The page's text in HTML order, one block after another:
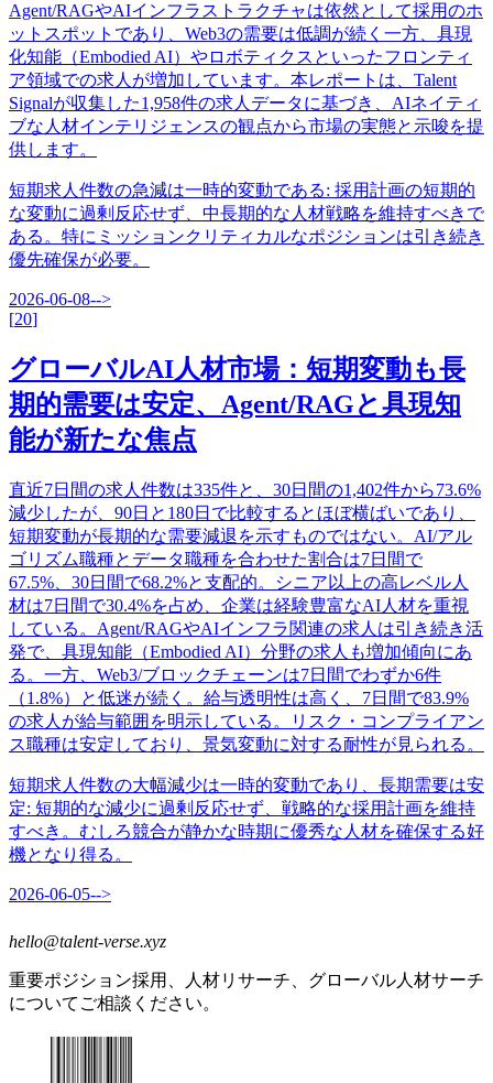
Agent/RAGやAIインフラストラクチャは依然として採用のホ
ットスポットであり、Web3の需要は低調が続く一方、具現
化知能（Embodied AI）やロボティクスといったフロンティ
ア領域での求人が増加しています。本レポートは、Talent
Signalが収集した1,958件の求人データに基づき、AIネイティ
ブな人材インテリジェンスの観点から市場の実態と示唆を提
供します。
短期求人件数の急減は一時的変動である: 採用計画の短期的
な変動に過剰反応せず、中長期的な人材戦略を維持すべきで
ある。特にミッションクリティカルなポジションは引き続き
優先確保が必要。
2026-06-08-->
[20]
グローバルAI人材市場：短期変動も長
期的需要は安定、Agent/RAGと具現知
能が新たな焦点
直近7日間の求人件数は335件と、30日間の1,402件から73.6%
減少したが、90日と180日で比較するとほぼ横ばいであり、
短期変動が長期的な需要減退を示すものではない。AI/アル
ゴリズム職種とデータ職種を合わせた割合は7日間で
67.5%、30日間で68.2%と支配的。シニア以上の高レベル人
材は7日間で30.4%を占め、企業は経験豊富なAI人材を重視
している。Agent/RAGやAIインフラ関連の求人は引き続き活
発で、具現知能（Embodied AI）分野の求人も増加傾向にあ
る。一方、Web3/ブロックチェーンは7日間でわずか6件
（1.8%）と低迷が続く。給与透明性は高く、7日間で83.9%
の求人が給与範囲を明示している。リスク・コンプライアン
ス職種は安定しており、景気変動に対する耐性が見られる。
短期求人件数の大幅減少は一時的変動であり、長期需要は安
定: 短期的な減少に過剰反応せず、戦略的な採用計画を維持
すべき。むしろ競合が静かな時期に優秀な人材を確保する好
機となり得る。
2026-06-05-->
hello@talent-verse.xyz
重要ポジション採用、人材リサーチ、グローバル人材サーチ
についてご相談ください。